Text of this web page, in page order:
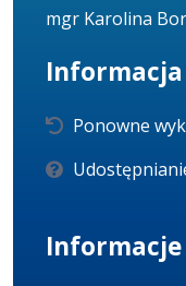
mgr Karolina
Ponowne